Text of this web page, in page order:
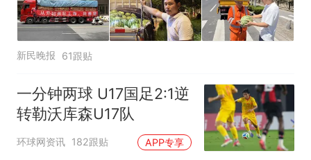
新民晚报 61跟贴
一分钟两球 U17国足2:1逆
转勒沃库森U17队
环球网资讯 182跟贴 APP专享